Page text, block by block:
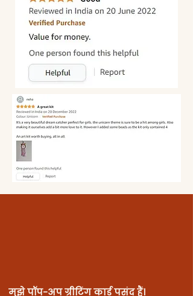
​ मुझे पॉप-अप ग्रीटिंग कार्ड पसंद हैं।